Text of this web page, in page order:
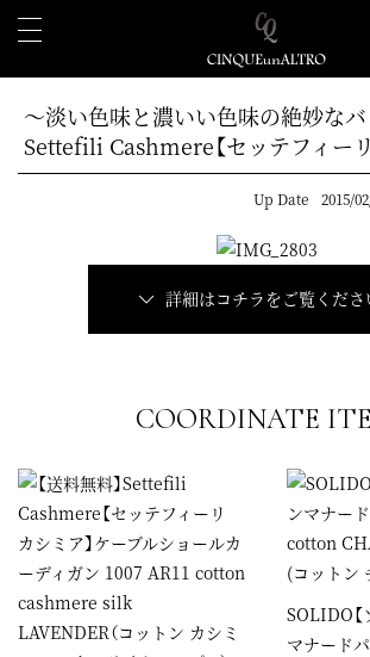
～淡い色味と濃いい色味の絶妙な
Settefili Cashmere【セッテフィー
Up Date 2015/
詳細はコチラをご覧くださ
COORDINATE
SOLIDO【
マナード